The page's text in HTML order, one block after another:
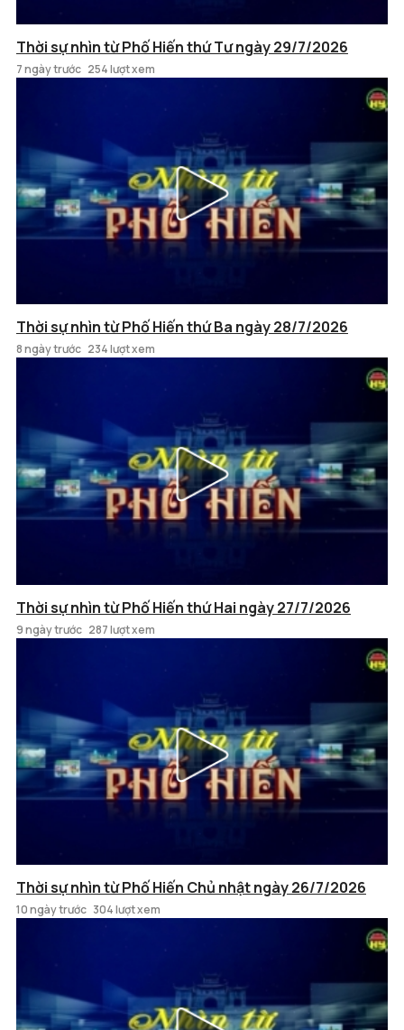
Thời sự nhìn từ Phố Hiến thứ Tư ngày 29/7/2026
7 ngày trước 254 lượt xem
Thời sự nhìn từ Phố Hiến thứ Ba ngày 28/7/2026
8 ngày trước 234 lượt xem
Thời sự nhìn từ Phố Hiến thứ Hai ngày 27/7/2026
9 ngày trước 287 lượt xem
Thời sự nhìn từ Phố Hiến Chủ nhật ngày 26/7/2026
10 ngày trước 304 lượt xem